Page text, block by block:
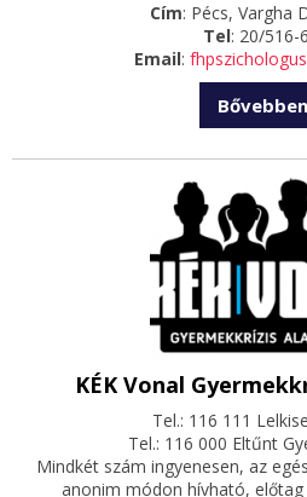
Cím: Pécs, Vargha
Tel: 20/516-
Email:
KÉK Vonal
Tel.: 116 111
Tel.: 116 000 Eltűnt
Mindkét szám ingyenesen, az
anonim módon hívható,